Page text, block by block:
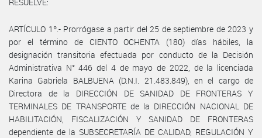
ARTÍCULO 1º.- Prorrógase a partir del 25 de septiembre de 2023 y
por el término de CIENTO OCHENTA (180) días hábiles, la
designación transitoria efectuada por conducto de la Decisión
Administrativa N° 446 del 4 de mayo de 2022, de la licenciada
Karina Gabriela BALBUENA (D.N.I. 21.483.849), en el cargo de
Directora de la DIRECCIÓN DE SANIDAD DE FRONTERAS Y
TERMINALES DE TRANSPORTE de la DIRECCIÓN NACIONAL DE
HABILITACIÓN, FISCALIZACIÓN Y SANIDAD DE FRONTERAS
dependiente de la SUBSECRETARÍA DE CALIDAD, REGULACIÓN Y